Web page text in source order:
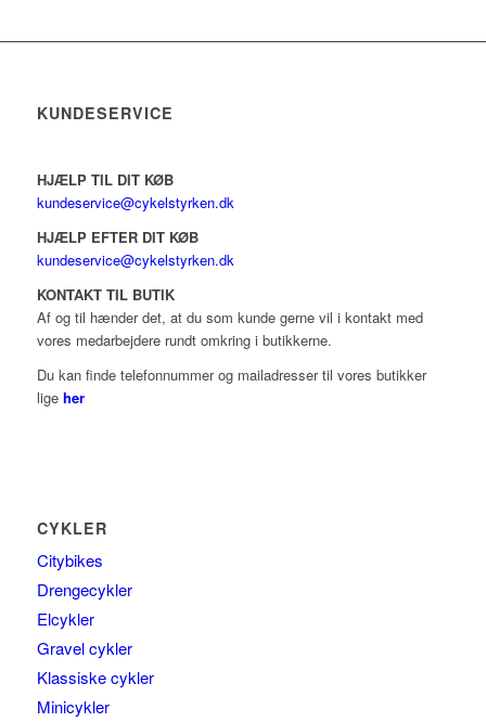
KUNDESERVICE
HJÆLP TIL DIT KØB
kundeservice@cykelstyrken.dk
HJÆLP EFTER DIT KØB
kundeservice@cykelstyrken.dk
KONTAKT TIL BUTIK
Af og til hænder det, at du som kunde gerne vil i kontakt med
vores medarbejdere rundt omkring i butikkerne.
Du kan finde telefonnummer og mailadresser til vores butikker
lige her
CYKLER
Citybikes
Drengecykler
Elcykler
Gravel cykler
Klassiske cykler
Minicykler